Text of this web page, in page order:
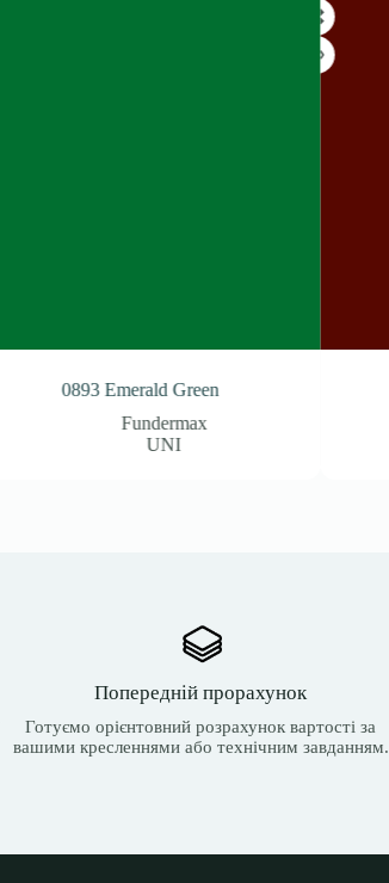
0863 Dark Siena
Попередній прорахунок
Готуємо орієнтовний розрахунок вартості за
вашими кресленнями або технічним завданням.